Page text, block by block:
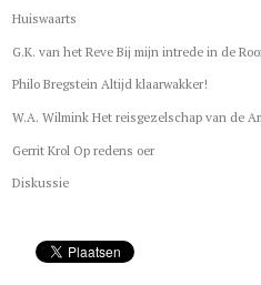
Huiswaarts
G.K. van het Reve Bij mijn intrede in de
Philo Bregstein Altijd klaarwakker!
W.A. Wilmink Het reisgezelschap van de
Gerrit Krol Op redens oer
Diskussie